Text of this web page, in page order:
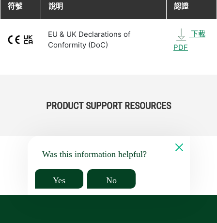
符號 說明 認證
EU & UK Declarations of
Conformity (DoC)
下載
PDF
PRODUCT SUPPORT RESOURCES
Was this information helpful?
Yes No